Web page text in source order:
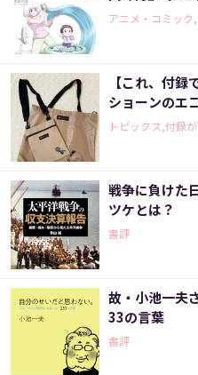
アニメ・コミック
【これ、付
ショーンのエ
トピックス,付録
戦争に負けた
ツケとは？
書評
故・小池一夫
33の言葉
書評